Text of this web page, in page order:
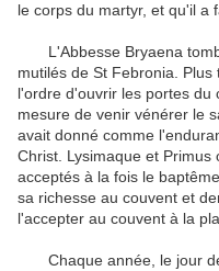
le corps du martyr, et qu'il a
L'Abbesse Bryaena
mutilés de St Febronia.
l'ordre d'ouvrir les portes du
mesure de venir vénérer le
avait donné comme
Christ. Lysimaque et
acceptés à la fois le
sa richesse au couvent et
l'accepter au couvent à la
Chaque année, le jour de